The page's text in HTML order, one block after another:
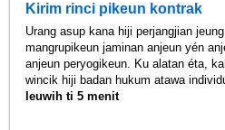
Kirim rinci pikeun kontrak
Urang asup kana hiji perjangjian
mangrupikeun jaminan anjeun yén
anjeun peryogikeun. Ku alatan éta,
wincik hiji badan hukum atawa
leuwih ti 5 menit